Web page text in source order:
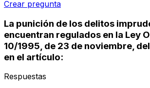
Crear pregunta
La punición de los delitos
encuentran regulados en la Ley
10/1995, de 23 de noviembre,
en el artículo:
Respuestas